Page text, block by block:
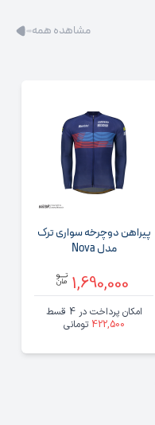
مشاهده همه
پیراهن دوچرخه سواری ترک
مدل Nova
1,690,000
امکان پرداخت در 4 قسط
422,500 تومانی